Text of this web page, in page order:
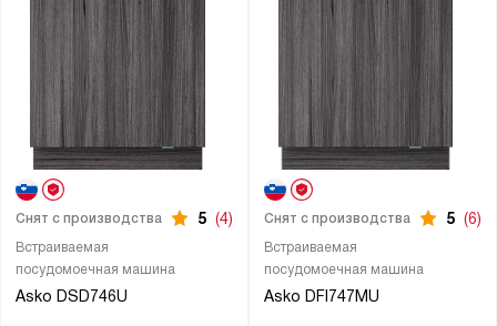
Встраиваемая
посудомоечная машина
Asko DSD746U
Снят с производства 5 (4)
Встраиваемая
посудомоечная машина
Asko DFI747MU
Снят с производства 5 (6)